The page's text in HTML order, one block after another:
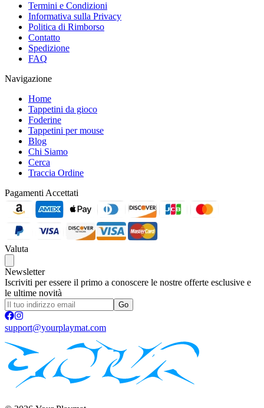
Termini e Condizioni
Informativa sulla Privacy
Politica di Rimborso
Contatto
Spedizione
FAQ
Navigazione
Home
Tappetini da gioco
Foderine
Tappetini per mouse
Blog
Chi Siamo
Cerca
Traccia Ordine
Pagamenti Accettati
Valuta
Newsletter
Iscriviti per essere il primo a conoscere le nostre offerte esclusive e
le ultime novità
Go
support@yourplaymat.com